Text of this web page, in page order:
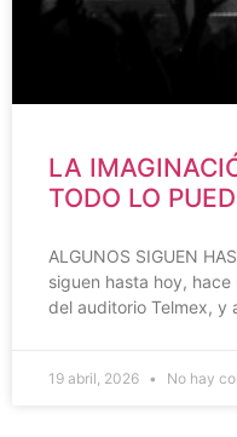
LA
TODO LO
ALGUNOS SIGUEN
siguen hasta hoy,
del auditorio Telmex, y
19 abril, 2026 No hay